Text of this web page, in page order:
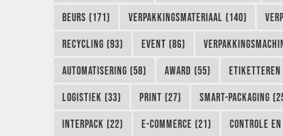
BEURS (171) VERPAKKINGSMATERIAAL (140)
RECYCLING (93) EVENT (86)
AUTOMATISERING (58) AWARD (55)
LOGISTIEK (33) PRINT (27) SMART-PACKAGING
INTERPACK (22) E-COMMERCE (21) CONTROLE